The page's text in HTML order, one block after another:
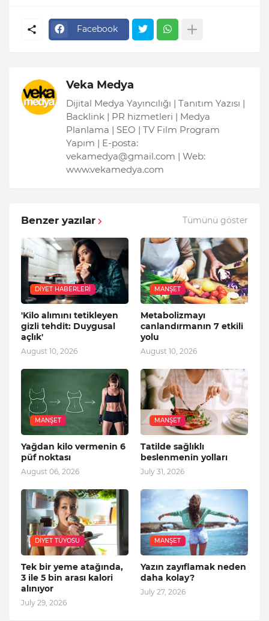
Facebook
Veka Medya
Dijital Medya Yayıncılığı | Tanıtım Yazısı |
Backlink | PR hizmetleri | Medya
Planlama | SEO | TV Film Program
Yapım | E-posta:
vekamedya@gmail.com | Web:
www.vekamedya.com
Benzer yazılar Tümünü göster
DIYET HABERLERI
'Kilo alımını tetikleyen
gizli tehdit: Duygusal
açlık'
August 10, 2026
MANŞET
Metabolizmayı
canlandırmanın 7 etkili
yolu
August 10, 2026
MANŞET
Yağdan kilo vermenin 6
püf noktası
August 06, 2026
MANŞET
Tatilde sağlıklı
beslenmenin yolları
July 31, 2026
DIYET TÜYOSU
Tek bir yeme atağında,
3 ile 5 bin arası kalori
alınıyor
July 29, 2026
MANŞET
Yazın zayıflamak neden
daha kolay?
July 27, 2026